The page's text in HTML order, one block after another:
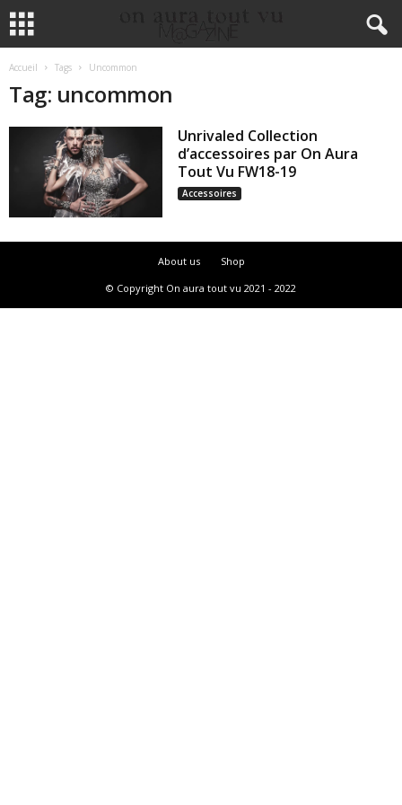
Accueil Tags Uncommon
Tag: uncommon
Unrivaled Collection
d’accessoires par On Aura
Tout Vu FW18-19
Accessoires
About us
Shop
© Copyright On aura tout vu 2021 - 2022